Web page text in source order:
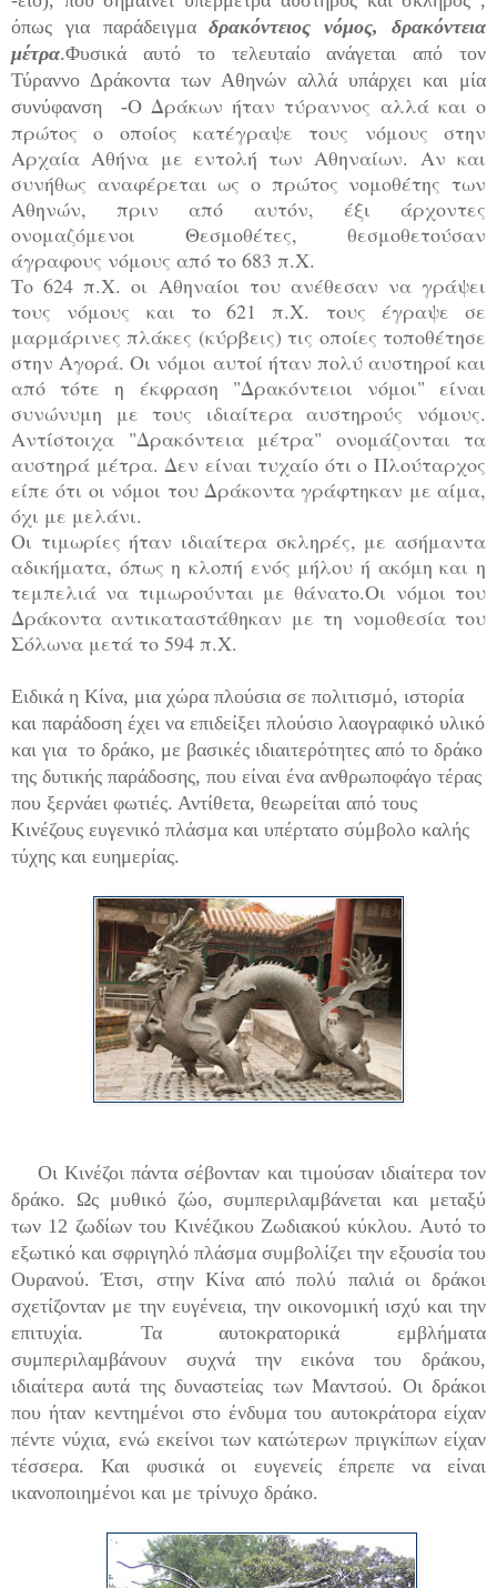
όπως για παράδειγμαδρακόντειος νόμος, δρακόντεια
μέτρα.Φυσικά αυτό το τελευταίο ανάγεται από τον
Τύραννο Δράκοντα των Αθηνών αλλά υπάρχει και μία
συνύφανση -Ο Δράκων ήταν τύραννος αλλά και ο
πρώτος ο οποίος κατέγραψε τους νόμους στην
Αρχαία Αθήνα με εντολή των Αθηναίων. Αν και
συνήθως αναφέρεται ως ο πρώτος νομοθέτης των
Αθηνών, πριν από αυτόν, έξι άρχοντες
ονομαζόμενοι Θεσμοθέτες, θεσμοθετούσαν
άγραφους νόμους από το 683 π.Χ.
Το 624 π.Χ. οι Αθηναίοι του ανέθεσαν να γράψει
τους νόμους και το 621 π.Χ. τους έγραψε σε
μαρμάρινες πλάκες (κύρβεις) τις οποίες τοποθέτησε
στην Αγορά. Οι νόμοι αυτοί ήταν πολύ αυστηροί και
από τότε η έκφραση "Δρακόντειοι νόμοι" είναι
συνώνυμη με τους ιδιαίτερα αυστηρούς νόμους.
Αντίστοιχα "Δρακόντεια μέτρα" ονομάζονται τα
αυστηρά μέτρα. Δεν είναι τυχαίο ότι ο Πλούταρχος
είπε ότι οι νόμοι του Δράκοντα γράφτηκαν με αίμα,
όχι με μελάνι.
Οι τιμωρίες ήταν ιδιαίτερα σκληρές, με ασήμαντα
αδικήματα, όπως η κλοπή ενός μήλου ή ακόμη και η
τεμπελιά να τιμωρούνται με θάνατο.Οι νόμοι του
Δράκοντα αντικαταστάθηκαν με τη νομοθεσία του
Σόλωνα μετά το 594 π.Χ.
Ειδικά η Κίνα, μια χώρα πλούσια σε πολιτισμό, ιστορία
και παράδοση έχει να επιδείξει πλούσιο λαογραφικό υλικό
και για το δράκο, με βασικές ιδιαιτερότητες από το δράκο
της δυτικής παράδοσης, που είναι ένα ανθρωποφάγο τέρας
που ξερνάει φωτιές. Αντίθετα, θεωρείται από τους
Κινέζους ευγενικό πλάσμα και υπέρτατο σύμβολο καλής
τύχης και ευημερίας.
Οι Κινέζοι πάντα σέβονταν και τιμούσαν ιδιαίτερα τον
δράκο. Ως μυθικό ζώο, συμπεριλαμβάνεται και μεταξύ
των 12 ζωδίων του Κινέζικου Ζωδιακού κύκλου. Αυτό το
εξωτικό και σφριγηλό πλάσμα συμβολίζει την εξουσία του
Ουρανού. Έτσι, στην Κίνα από πολύ παλιά οι δράκοι
σχετίζονταν με την ευγένεια, την οικονομική ισχύ και την
επιτυχία. Τα αυτοκρατορικά εμβλήματα
συμπεριλαμβάνουν συχνά την εικόνα του δράκου,
ιδιαίτερα αυτά της δυναστείας των Μαντσού. Οι δράκοι
που ήταν κεντημένοι στο ένδυμα του αυτοκράτορα είχαν
πέντε νύχια, ενώ εκείνοι των κατώτερων πριγκίπων είχαν
τέσσερα. Και φυσικά οι ευγενείς έπρεπε να είναι
ικανοποιημένοι και με τρίνυχο δράκο.